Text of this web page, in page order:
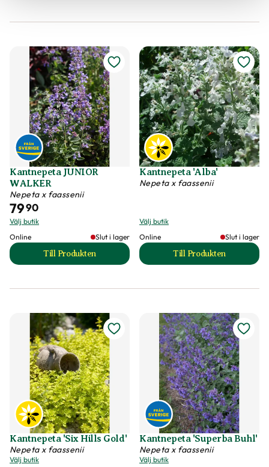
Kantnepeta JUNIOR
WALKER
Nepeta x faassenii
7990
Välj butik
Online
Slut i lager
Till Produkten
till Kantnepeta JUNIOR WALKER produktsida
Kantnepeta 'Alba'
Nepeta x faassenii
Välj butik
Online
Slut i lager
Till Produkten
till Kantnepeta
Kantnepeta 'Six Hills Gold'
Nepeta x faassenii
Välj butik
Kantnepeta 'Superba Buhl'
Nepeta x faassenii
Välj butik